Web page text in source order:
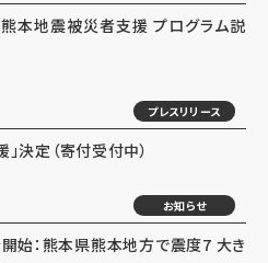
熊本地震被災者支援 プログラム説
プレスリリース
決定（寄付受付中）
お知らせ
始：熊本県熊本地方で震度7 大き